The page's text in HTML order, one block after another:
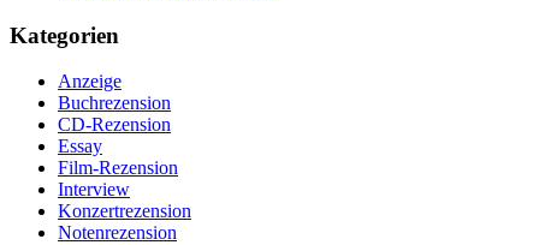
Kategorien
Anzeige
Buchrezension
CD-Rezension
Essay
Film-Rezension
Interview
Konzertrezension
Notenrezension